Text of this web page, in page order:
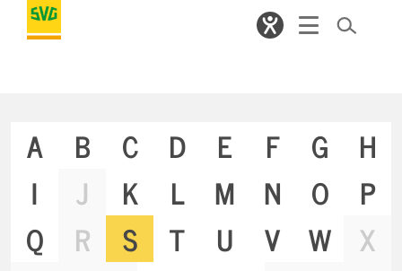
A B C D E F G
H
I
J K L M N O
P
Q
R S T U V W
X